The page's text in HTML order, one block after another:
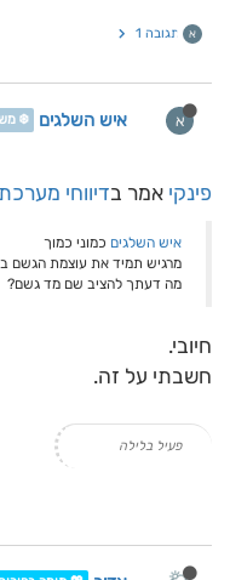
א תגובה 1
א איש השלגים ❄️
פינקי אמר בדיווחי מערכת
איש השלגים כמוני כמוך
מרגיש תמיד את עוצמת הגשם
מה דעתך להציב שם מד גשם?
חיובי.
חשבתי על זה.
פעיל בלילה